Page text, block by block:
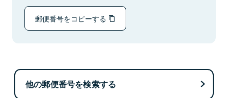
郵便番号をコピーする
他の郵便番号を検索する